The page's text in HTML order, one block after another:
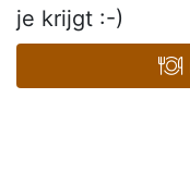
je krijgt :-)